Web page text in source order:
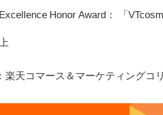
Excellence Honor Award： 「
楽天コマース＆マーケティングコ